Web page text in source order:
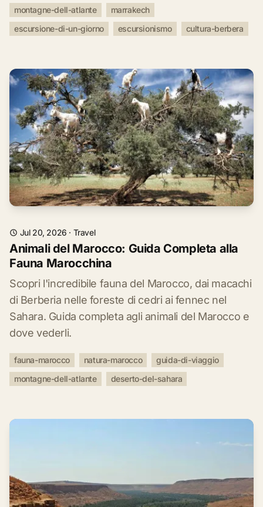
montagne-dell-atlante
marrakech
escursione-di-un-giorno
escursionismo cultura-berbera
Jul 20, 2026 · Travel
Animali del Marocco: Guida Completa alla
Fauna Marocchina
Scopri l'incredibile fauna del Marocco, dai macachi
di Berberia nelle foreste di cedri ai fennec nel
Sahara. Guida completa agli animali del Marocco e
dove vederli.
fauna-marocco natura-marocco
guida-di-viaggio
montagne-dell-atlante
deserto-del-sahara